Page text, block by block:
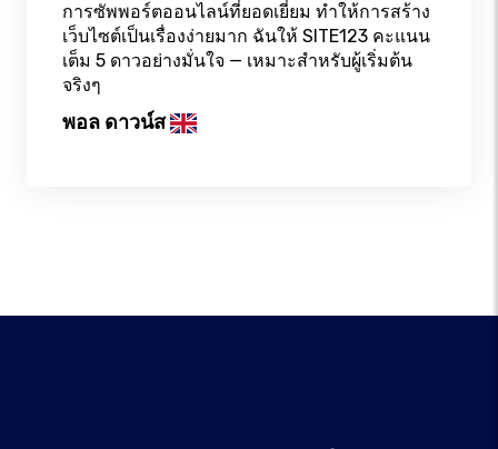
การซัพพอร์ตออนไลน์ที่ยอดเยี่ยม ทำให้การสร้าง
เว็บไซต์เป็นเรื่องง่ายมาก ฉันให้ SITE123 คะแนน
เต็ม 5 ดาวอย่างมั่นใจ — เหมาะสำหรับผู้เริ่มต้น
จริงๆ
พอล ดาวน์ส